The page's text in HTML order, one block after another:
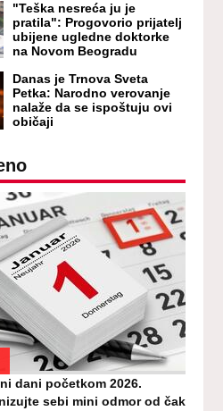
"Teška nesreća ju je
pratila": Progovorio prijatelj
ubijene ugledne doktorke
na Novom Beogradu
Danas je Trnova Sveta
Petka: Narodno verovanje
nalaže da se ispoštuju ovi
običaji
dani početkom 2026.
sebi mini odmor od čak